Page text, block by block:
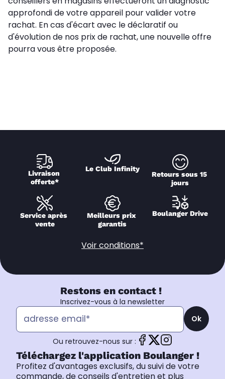
approfondi de votre appareil pour valider votre
rachat. En cas d'écart avec le déclaratif ou
d'évolution de nos prix de rachat, une nouvelle offre
pourra vous être proposée.
Livraison
offerte*
Le Club Infinity
Retours sous 15
jours
Service après
vente
Meilleurs prix
garantis
Boulanger Drive
Voir conditions*
Restons en contact !
Inscrivez-vous à la newsletter
Ok
Ou retrouvez-nous sur :
Téléchargez l'application Boulanger !
Profitez d'avantages exclusifs, du suivi de votre
commande, de conseils d'entretien et plus